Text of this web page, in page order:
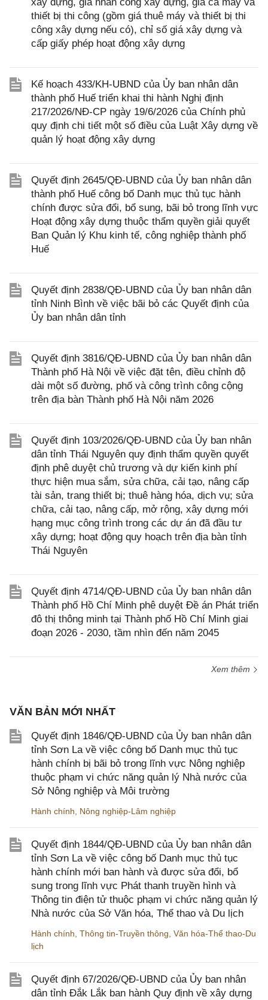
thiết bị thi công (gồm giá thuê máy và thiết bị thi
công xây dựng nếu có), chỉ số giá xây dựng và
cấp giấy phép hoạt động xây dựng
Kế hoạch 433/KH-UBND của Ủy ban nhân dân
thành phố Huế triển khai thi hành Nghị định
217/2026/NĐ-CP ngày 19/6/2026 của Chính phủ
quy định chi tiết một số điều của Luật Xây dựng về
quản lý hoạt động xây dựng
Quyết định 2645/QĐ-UBND của Ủy ban nhân dân
thành phố Huế công bố Danh mục thủ tục hành
chính được sửa đổi, bổ sung, bãi bỏ trong lĩnh vực
Hoạt động xây dựng thuộc thẩm quyền giải quyết
Ban Quản lý Khu kinh tế, công nghiệp thành phố
Huế
Quyết định 2838/QĐ-UBND của Ủy ban nhân dân
tỉnh Ninh Bình về việc bãi bỏ các Quyết định của
Ủy ban nhân dân tỉnh
Quyết định 3816/QĐ-UBND của Ủy ban nhân dân
Thành phố Hà Nội về việc đặt tên, điều chỉnh độ
dài một số đường, phố và công trình công cộng
trên địa bàn Thành phố Hà Nội năm 2026
Quyết định 103/2026/QĐ-UBND của Ủy ban nhân
dân tỉnh Thái Nguyên quy định thẩm quyền quyết
định phê duyệt chủ trương và dự kiến kinh phí
thực hiện mua sắm, sửa chữa, cải tạo, nâng cấp
tài sản, trang thiết bị; thuê hàng hóa, dịch vụ; sửa
chữa, cải tạo, nâng cấp, mở rộng, xây dựng mới
hạng mục công trình trong các dự án đã đầu tư
xây dựng; hoạt động quy hoạch trên địa bàn tỉnh
Thái Nguyên
Quyết định 4714/QĐ-UBND của Ủy ban nhân dân
Thành phố Hồ Chí Minh phê duyệt Đề án Phát triển
đô thị thông minh tại Thành phố Hồ Chí Minh giai
đoạn 2026 - 2030, tầm nhìn đến năm 2045
Xem thêm
VĂN BẢN MỚI NHẤT
Quyết định 1846/QĐ-UBND của Ủy ban nhân dân
tỉnh Sơn La về việc công bố Danh mục thủ tục
hành chính bị bãi bỏ trong lĩnh vực Nông nghiệp
thuộc phạm vi chức năng quản lý Nhà nước của
Sở Nông nghiệp và Môi trường
Hành chính Nông nghiệp-Lâm nghiệp
Quyết định 1844/QĐ-UBND của Ủy ban nhân dân
tỉnh Sơn La về việc công bố Danh mục thủ tục
hành chính mới ban hành và được sửa đổi, bổ
sung trong lĩnh vực Phát thanh truyền hình và
Thông tin điện tử thuộc phạm vi chức năng quản lý
Nhà nước của Sở Văn hóa, Thể thao và Du lịch
Hành chính Thông tin-Truyền thông Văn hóa-Thể thao-Du
lịch
Quyết định 67/2026/QĐ-UBND của Ủy ban nhân
dân tỉnh Đắk Lắk ban hành Quy định về xây dựng